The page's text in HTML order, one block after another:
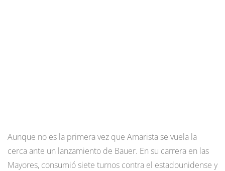
Aunque no es la primera vez que Amarista se vuela la
cerca ante un lanzamiento de Bauer. En su carrera en las
Mayores, consumió siete turnos contra el estadounidense y